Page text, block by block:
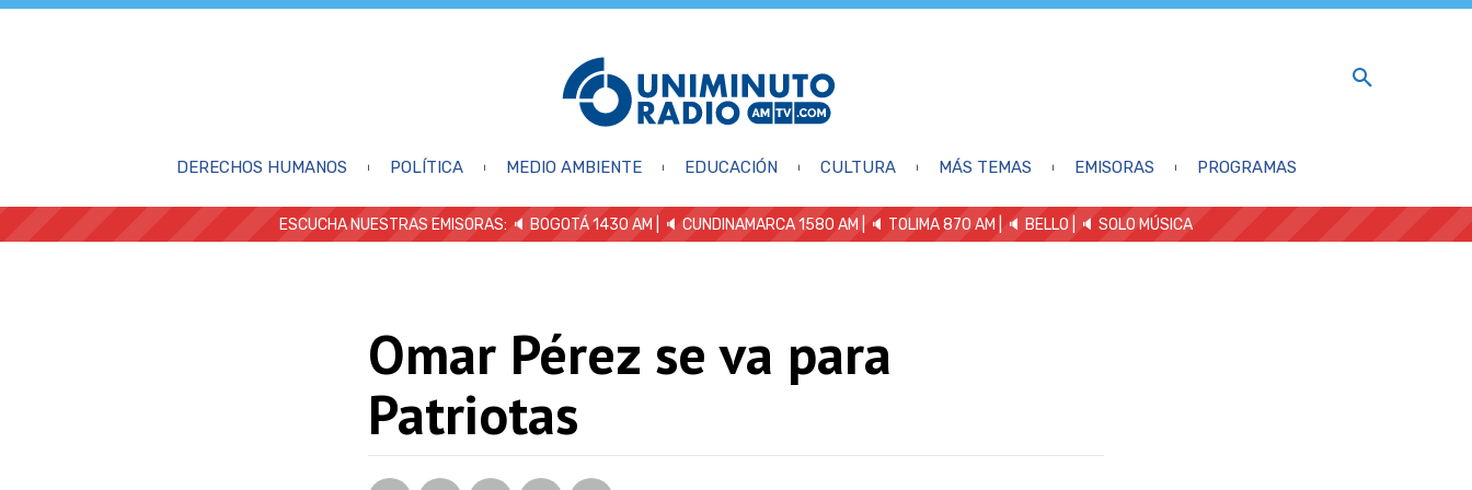
DERECHOS HUMANOS POLÍTICA MEDIO AMBIENTE EDUCACIÓN CULTURA MÁS TEMAS EMISORAS PROGRAMAS
ESCUCHA NUESTRAS EMISORAS: 🔈 BOGOTÁ 1430 AM | 🔈 CUNDINAMARCA 1580 AM | 🔈 TOLIMA 870 AM | 🔈 BELLO 🔈 SOLO MÚSICA
Omar Pérez se va para
Patriotas